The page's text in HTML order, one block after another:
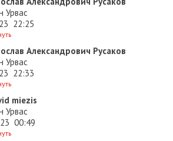
Урвас
22:25
Александрович Русаков
Урвас
22:33
miezis
Урвас
00:49